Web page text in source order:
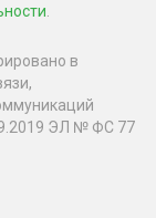
в
ЭЛ № ФС 77